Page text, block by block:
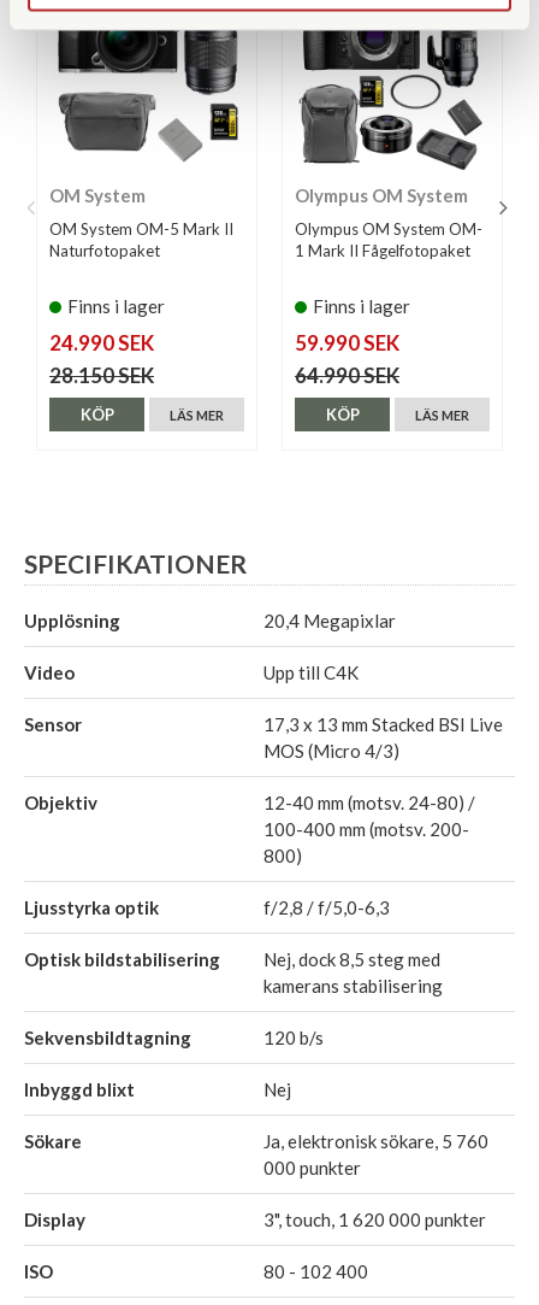
OM System
OM System OM-5 Mark II
Naturfotopaket
Finns i lager
24.990 SEK
28.150 SEK
LÄS MER
KÖP
Olympus OM System
Olympus OM System OM-
1 Mark II Fågelfotopaket
Finns i lager
59.990 SEK
64.990 SEK
LÄS MER
KÖP
SPECIFIKATIONER
Upplösning 20,4 Megapixlar
Video Upp till C4K
Sensor
17,3 x 13 mm Stacked BSI Live
MOS (Micro 4/3)
Objektiv
12-40 mm (motsv. 24-80) /
100-400 mm (motsv. 200-
800)
Ljusstyrka optik f/2,8 / f/5,0-6,3
Optisk bildstabilisering
Nej, dock 8,5 steg med
kamerans stabilisering
Sekvensbildtagning 120 b/s
Inbyggd blixt Nej
Sökare
Ja, elektronisk sökare, 5 760
000 punkter
Display 3", touch, 1 620 000 punkter
ISO 80 - 102 400